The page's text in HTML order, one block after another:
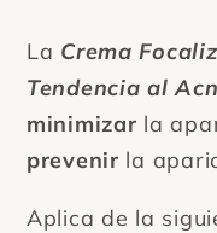
Para
puntos
negros
y
espinillas
y
La Crema
Tendencia al
minimizar la
prevenir la
Aplica de la